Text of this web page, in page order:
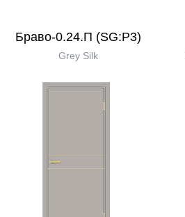
Браво-0.24.П (SG:P3)
Grey Silk